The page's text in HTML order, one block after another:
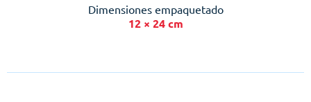
Dimensiones empaquetado
12 × 24 cm